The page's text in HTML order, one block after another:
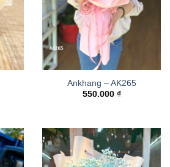
Ankhang – AK265
550.000 ₫